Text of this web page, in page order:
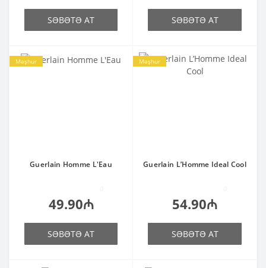
SƏBƏTƏ AT SƏBƏTƏ AT
Məşhur
Guerlain Homme L'Eau
49.90₼
SƏBƏTƏ AT
Məşhur
Guerlain L’Homme Ideal Cool
54.90₼
SƏBƏTƏ AT